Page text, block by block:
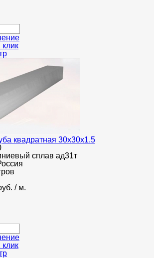
клик
квадратная 30х30х1.5
сплав ад31т
/ м.
клик